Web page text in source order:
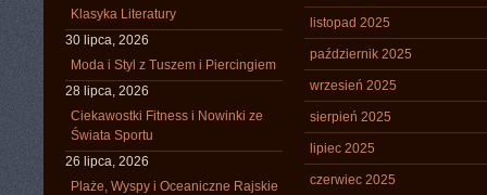
Klasyka Literatury
30 lipca, 2026
Moda i Styl z Tuszem i Piercingiem
28 lipca, 2026
Ciekawostki Fitness i Nowinki ze
Świata Sportu
26 lipca, 2026
Plaże, Wyspy i Oceaniczne Rajskie
listopad 2025
październik 2025
wrzesień 2025
sierpień 2025
lipiec 2025
czerwiec 2025